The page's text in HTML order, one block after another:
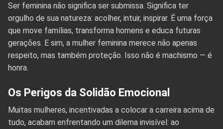
Ser feminina não significa ser submissa. Significa ter
orgulho de sua natureza: acolher, intuir, inspirar. É uma força
que move famílias, transforma homens e educa futuras
gerações. E sim, a mulher feminina merece não apenas
respeito, mas também proteção. Isso não é machismo — é
honra.
Os Perigos da Solidão Emocional
Muitas mulheres, incentivadas a colocar a carreira acima de
tudo, acabam enfrentando um dilema invisível: ao